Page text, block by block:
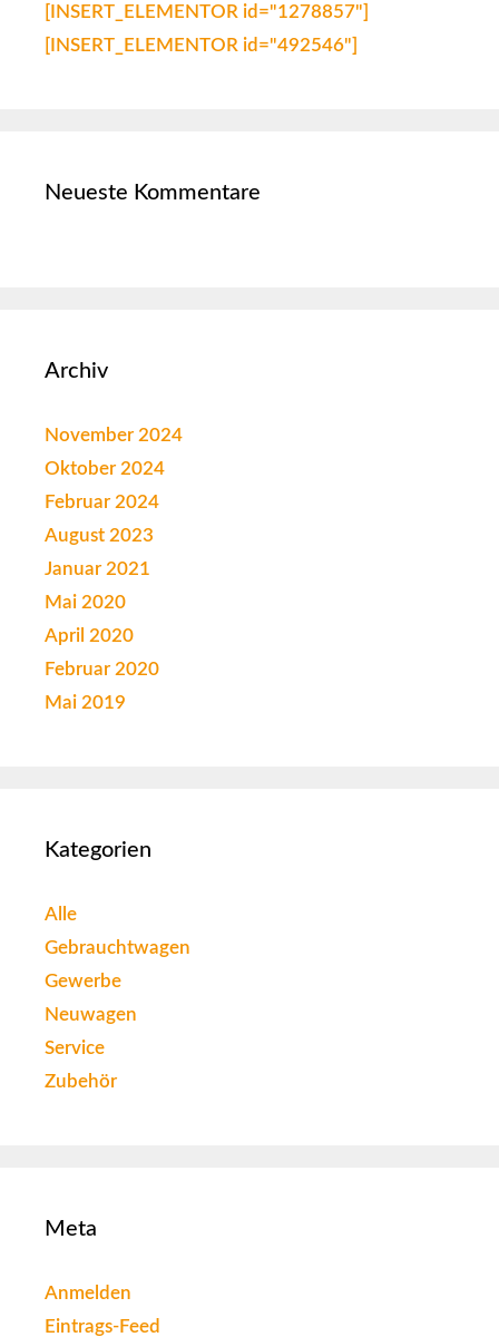
[INSERT_ELEMENTOR id="1278857"]
[INSERT_ELEMENTOR id="492546"]
Neueste Kommentare
Archiv
November 2024
Oktober 2024
Februar 2024
August 2023
Januar 2021
Mai 2020
April 2020
Februar 2020
Mai 2019
Kategorien
Alle
Gebrauchtwagen
Gewerbe
Neuwagen
Service
Zubehör
Meta
Anmelden
Eintrags-Feed